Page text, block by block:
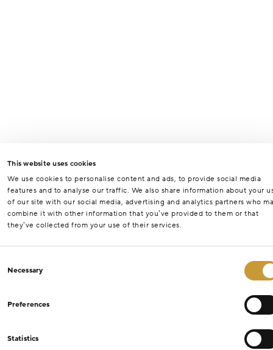
This website uses cookies
We use cookies to personalise content and ads, to provide social media
features and to analyse our traffic. We also share information about your
of our site with our social media, advertising and analytics partners who
combine it with other information that you’ve provided to them or that
they’ve collected from your use of their services.
Selection
Necessary
Preferences
Statistics